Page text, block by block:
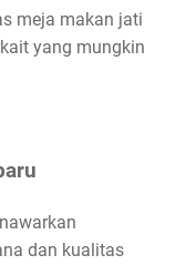
meja makan jati
yang mungkin
dan kualitas